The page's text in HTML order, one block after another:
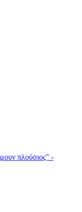
πλούσιος" -